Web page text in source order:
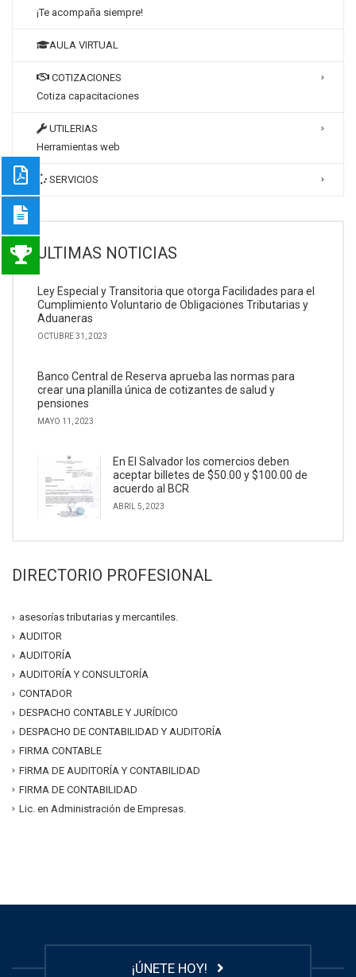
¡Te acompaña siempre!
AULA VIRTUAL
COTIZACIONES
Cotiza capacitaciones
UTILERIAS
Herramientas web
SERVICIOS
ULTIMAS NOTICIAS
Ley Especial y Transitoria que otorga Facilidades para el
Cumplimiento Voluntario de Obligaciones Tributarias y
Aduaneras
OCTUBRE 31, 2023
Banco Central de Reserva aprueba las normas para
crear una planilla única de cotizantes de salud y
pensiones
MAYO 11, 2023
En El Salvador los comercios deben
aceptar billetes de $50.00 y $100.00 de
acuerdo al BCR
ABRIL 5, 2023
DIRECTORIO PROFESIONAL
asesorías tributarias y mercantiles.
AUDITOR
AUDITORÍA
AUDITORÍA Y CONSULTORÍA
CONTADOR
DESPACHO CONTABLE Y JURÍDICO
DESPACHO DE CONTABILIDAD Y AUDITORÍA
FIRMA CONTABLE
FIRMA DE AUDITORÍA Y CONTABILIDAD
FIRMA DE CONTABILIDAD
Lic. en Administración de Empresas.
¡ÚNETE HOY!